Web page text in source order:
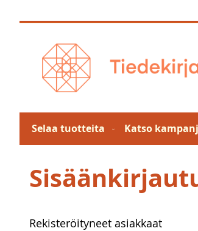
to
Selaa tuotteita Katso
Rekisteröityneet asiakkaat